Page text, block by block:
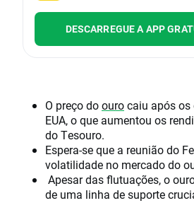
DESCARREGUE A APP
O preço doourocaiu após os
EUA, o que aumentou os
do Tesouro.
Espera-se que a reunião do
volatilidade no mercado do
Apesar das flutuações, o
de uma linha de suporte